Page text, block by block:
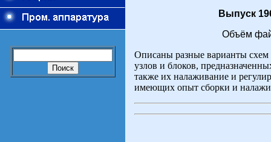
Выпуск
Объём
Описаны разные варианты
узлов и блоков,
также их налаживание и
имеющих опыт сборки и